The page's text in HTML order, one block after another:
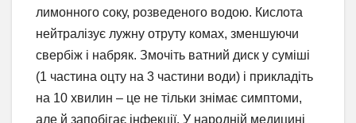
лимонного соку, розведеного водою. Кислота
нейтралізує лужну отруту комах, зменшуючи
свербіж і набряк. Змочіть ватний диск у суміші
(1 частина оцту на 3 частини води) і прикладіть
на 10 хвилин – це не тільки знімає симптоми,
але й запобігає інфекції. У народній медицині